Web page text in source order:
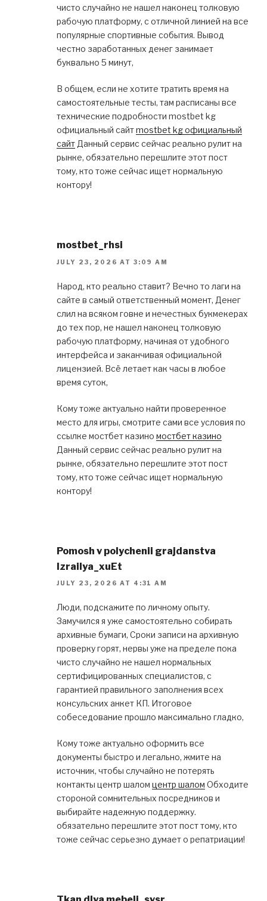
чисто случайно не нашел наконец толковую
рабочую платформу, с отличной линией на все
популярные спортивные события. Вывод
честно заработанных денег занимает
буквально 5 минут,
В общем, если не хотите тратить время на
самостоятельные тесты, там расписаны все
технические подробности mostbet kg
официальный сайтmostbet kg официальный
сайт Данный сервис сейчас реально рулит на
рынке, обязательно перешлите этот пост
тому, кто тоже сейчас ищет нормальную
контору!
mostbet_rhsi
JULY 23, 2026 AT 3:09 AM
Народ, кто реально ставит? Вечно то лаги на
сайте в самый ответственный момент, Денег
слил на всяком говне и нечестных букмекерах
до тех пор, не нашел наконец толковую
рабочую платформу, начиная от удобного
интерфейса и заканчивая официальной
лицензией. Всё летает как часы в любое
время суток,
Кому тоже актуально найти проверенное
место для игры, смотрите сами все условия по
ссылке мостбет казино мостбет казино
Данный сервис сейчас реально рулит на
рынке, обязательно перешлите этот пост
тому, кто тоже сейчас ищет нормальную
контору!
Pomosh v polychenii grajdanstva
Izrailya_xuEt
JULY 23, 2026 AT 4:31 AM
Люди, подскажите по личному опыту.
Замучился я уже самостоятельно собирать
архивные бумаги, Сроки записи на архивную
проверку горят, нервы уже на пределе пока
чисто случайно не нашел нормальных
сертифицированных специалистов, с
гарантией правильного заполнения всех
консульских анкет КП. Итоговое
собеседование прошло максимально гладко,
Кому тоже актуально оформить все
документы быстро и легально, жмите на
источник, чтобы случайно не потерять
контакты центр шалом центр шалом Обходите
стороной сомнительных посредников и
выбирайте надежную поддержку.
обязательно перешлите этот пост тому, кто
тоже сейчас серьезно думает о репатриации!